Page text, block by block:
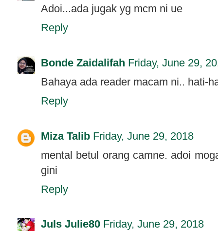
Adoi...ada jugak yg mcm ni ue
Reply
Bonde Zaidalifah Friday, June 29,
Bahaya ada reader macam ni.. hati-
Reply
Miza Talib Friday, June 29, 2018
mental betul orang camne. adoi
gini
Reply
Juls Julie80 Friday, June 29, 2018